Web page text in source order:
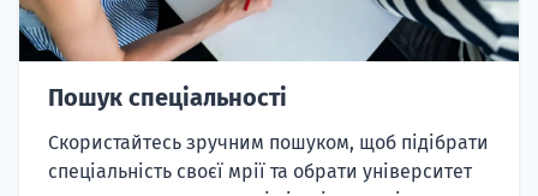
Пошук спеціальності
Скористайтесь зручним пошуком, щоб підібрати
спеціальність своєї мрії та обрати університет